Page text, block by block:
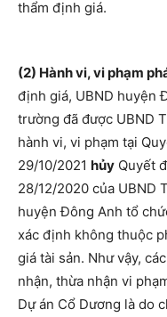
thẩm định giá.
(2) Hành vi, vi phạm
định giá, UBND huyện
trường đã được UBND
hành vi, vi phạm tại
29/10/2021 hủy Quyết
28/12/2020 của UBND
huyện Đông Anh tổ
xác định không thuộc
giá tài sản. Như vậy,
nhận, thừa nhận vi
Dự án Cổ Dương là do